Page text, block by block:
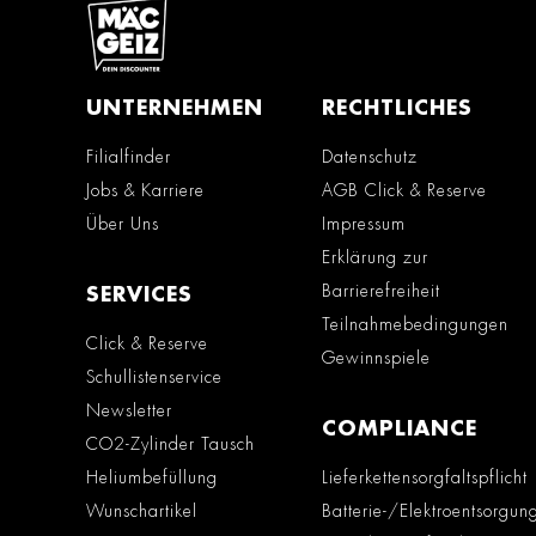
UNTERNEHMEN
Filialfinder
Jobs & Karriere
Über Uns
SERVICES
Click & Reserve
Schullistenservice
Newsletter
CO2-Zylinder Tausch
Heliumbefüllung
Wunschartikel
RECHTLICHES
Datenschutz
AGB Click & Reserve
Impressum
Erklärung zur
Barrierefreiheit
Teilnahmebedingungen
Gewinnspiele
COMPLIANCE
Lieferkettensorgfaltspflicht
Batterie-/Elektroentsorgung